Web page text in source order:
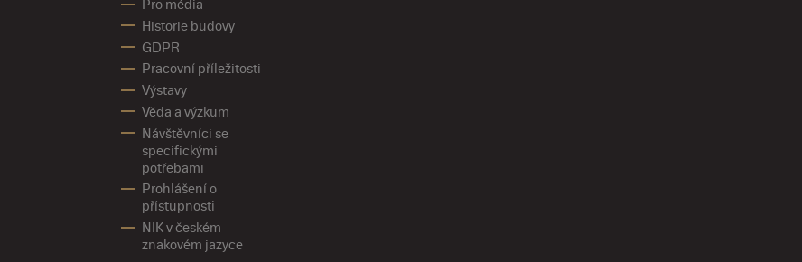
Pro média
Historie budovy
GDPR
Pracovní příležitosti
Výstavy
Věda a výzkum
Návštěvníci se
specifickými
potřebami
Prohlášení o
přístupnosti
NIK v českém
znakovém jazyce